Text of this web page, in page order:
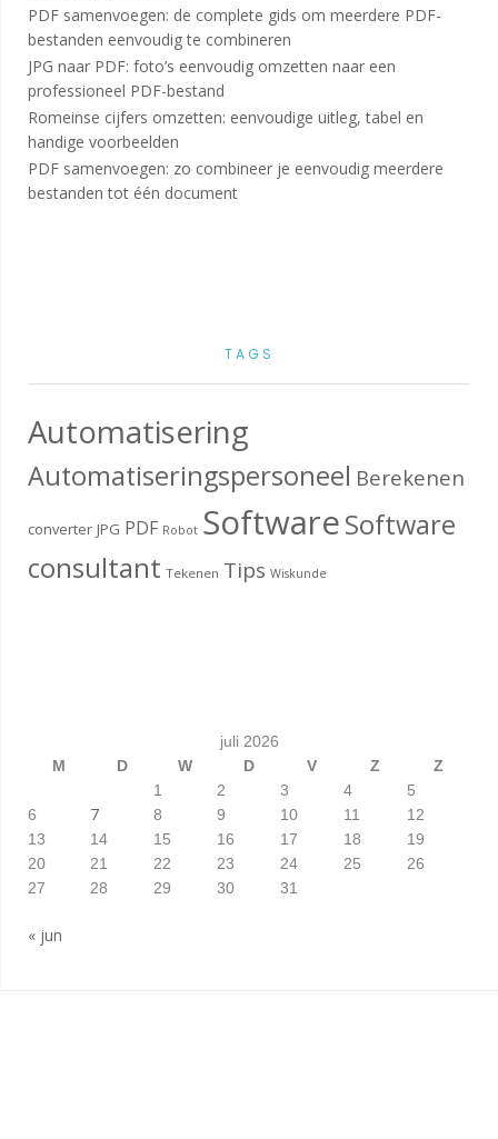
PDF samenvoegen: de complete gids om meerdere PDF-
bestanden eenvoudig te combineren
JPG naar PDF: foto’s eenvoudig omzetten naar een
professioneel PDF-bestand
Romeinse cijfers omzetten: eenvoudige uitleg, tabel en
handige voorbeelden
PDF samenvoegen: zo combineer je eenvoudig meerdere
bestanden tot één document
TAGS
Automatisering
Automatiseringspersoneel Berekenen
converter JPG PDF Robot SoftwareSoftware
consultant Tekenen Tips Wiskunde
juli 2026
M
D W D V Z
Z
1
2 3 4
5
6
7 8 9 10 11
12
13
14 15 16 17 18
19
20
21 22 23 24 25
26
27
28 29 30 31
« jun